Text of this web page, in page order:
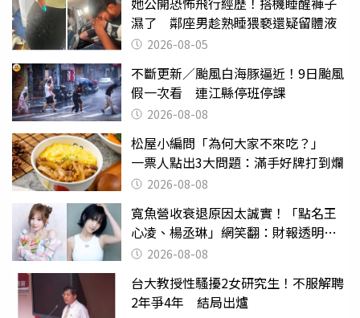
濕了 鄰座男趁熟睡猥褻還疑留體液
2026-08-05
不斷更新／颱風白海豚逼近！9日颱風
假一次看 連江縣停班停課
2026-08-08
松屋小編問「為何大家不來吃？」
一票人點出3大問題：滿手好牌打到爛
2026-08-08
寬魚營收衰退原因太誠實！「點名王
心凌、楊丞琳」網笑翻：財報透明度
滿分2026-08-08
台大教授性騷擾2女研究生！不服解聘
2年爭4年 結局出爐